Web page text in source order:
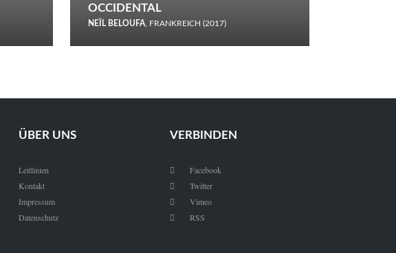
OCCIDENTAL
NEÏL BELOUFA, FRANKREICH (2017)
ÜBER UNS
Leitlinien
Kontakt
Impressum
Datenschutz
VERBINDEN
 Facebook
 Twitter
 Vimeo
 RSS